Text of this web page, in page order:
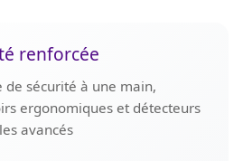
renforcée
de sécurité à une main,
ergonomiques et détecteurs
avancés